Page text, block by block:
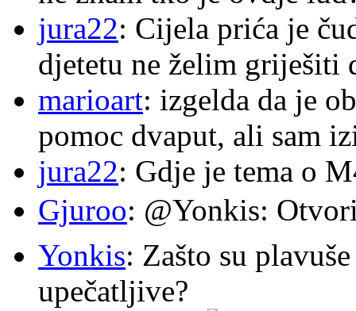
jura22: Cijela prića je
djetetu ne želim griješiti
marioart: izgelda da je
pomoc dvaput, ali sam
jura22: Gdje je tema o
Gjuroo: @Yonkis:
Yonkis: Zašto su
upečatljive?